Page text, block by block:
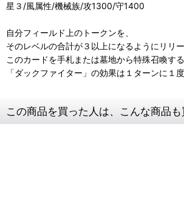
星３/風属性/機械族/攻1300/守1400
自分フィールド上のトークンを、
そのレベルの合計が３以上になるようにリリ
このカードを手札または墓地から特殊召喚する
「ダックファイター」の効果は１ターンに１
この商品を買った人は、こんな商品